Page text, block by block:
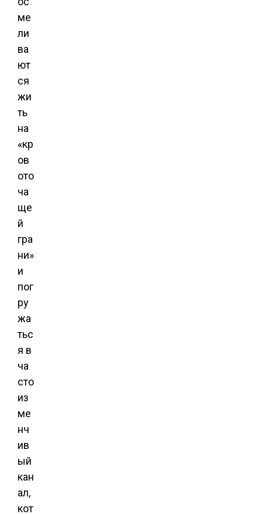
ме
ли
ва
ют
ся
жи
ть
на
«кр
ов
ото
ча
ще
й
гра
ни»
и
пог
ру
жа
тьс
я в
ча
сто
из
ме
нч
ив
ый
кан
ал,
кот